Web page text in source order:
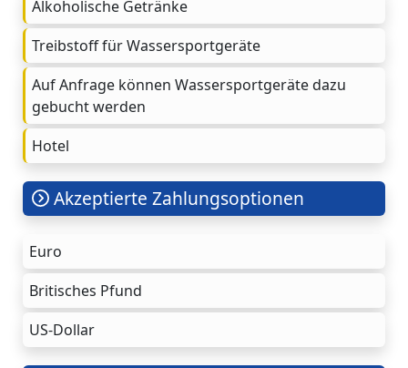
Alkoholische Getränke
Treibstoff für Wassersportgeräte
Auf Anfrage können Wassersportgeräte dazu
gebucht werden
Hotel
Akzeptierte Zahlungsoptionen
Euro
Britisches Pfund
US-Dollar